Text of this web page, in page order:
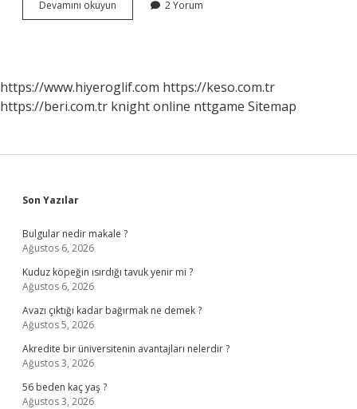
Devamını okuyun
Sınıf
2 Yorum
https://www.hiyeroglif.com https://keso.com.tr
https://beri.com.tr knight online nttgame Sitemap
Sidebar
Son Yazılar
Bulgular nedir makale ?
Ağustos 6, 2026
Kuduz köpeğin ısırdığı tavuk yenir mi ?
Ağustos 6, 2026
Avazı çıktığı kadar bağırmak ne demek ?
Ağustos 5, 2026
Akredite bir üniversitenin avantajları nelerdir ?
Ağustos 3, 2026
56 beden kaç yaş ?
Ağustos 3, 2026